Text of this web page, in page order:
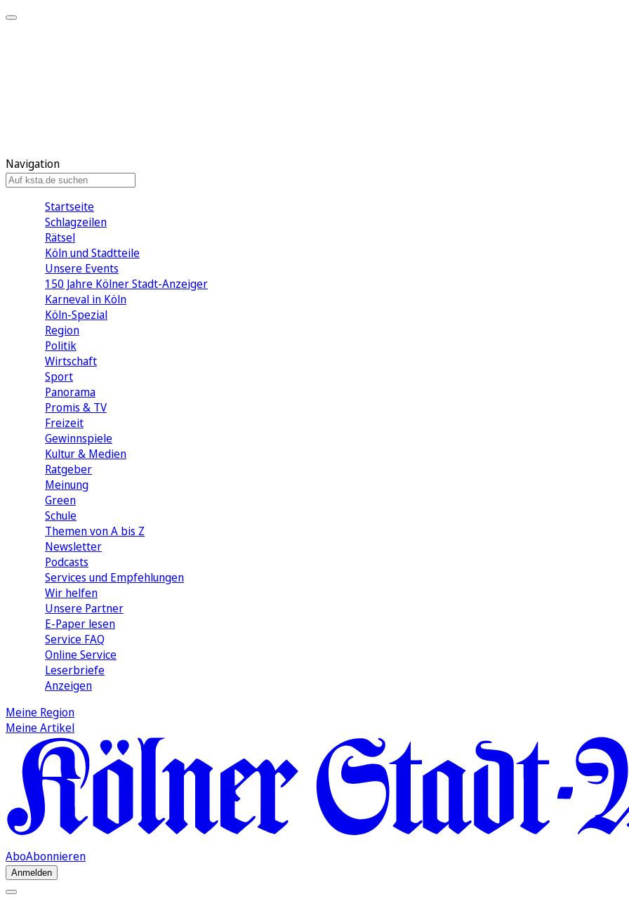
Navigation
Startseite
Schlagzeilen
Rätsel
Köln und Stadtteile
Unsere Events
150 Jahre Kölner Stadt-Anzeiger
Karneval in Köln
Köln-Spezial
Region
Politik
Wirtschaft
Sport
Panorama
Promis & TV
Freizeit
Gewinnspiele
Kultur & Medien
Ratgeber
Meinung
Green
Schule
Themen von A bis Z
Newsletter
Podcasts
Services und Empfehlungen
Wir helfen
Unsere Partner
E-Paper lesen
Service FAQ
Online Service
Leserbriefe
Anzeigen
Meine Region
Meine Artikel
AboAbonnieren
Anmelden